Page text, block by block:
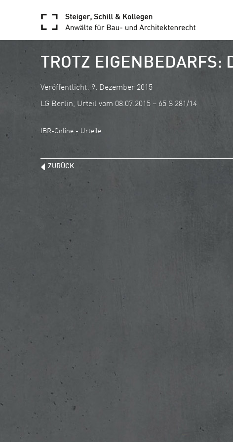
TROTZ EIGENBEDARFS:
Veröffentlicht: 9. Dezember 2015
LG Berlin, Urteil vom 08.07.2015 – 65 S 281/14
IBR-Online - Urteile
ZURÜCK